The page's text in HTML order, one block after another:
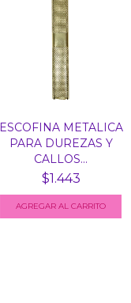
ESCOFINA METALICA
PARA DUREZAS Y
CALLOS...
$1.443